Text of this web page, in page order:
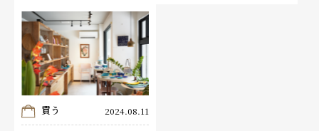
買う 2024.08.11